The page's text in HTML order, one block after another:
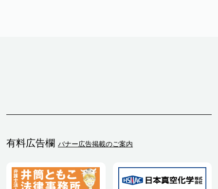
有料広告欄 バナー広告掲載のご案内